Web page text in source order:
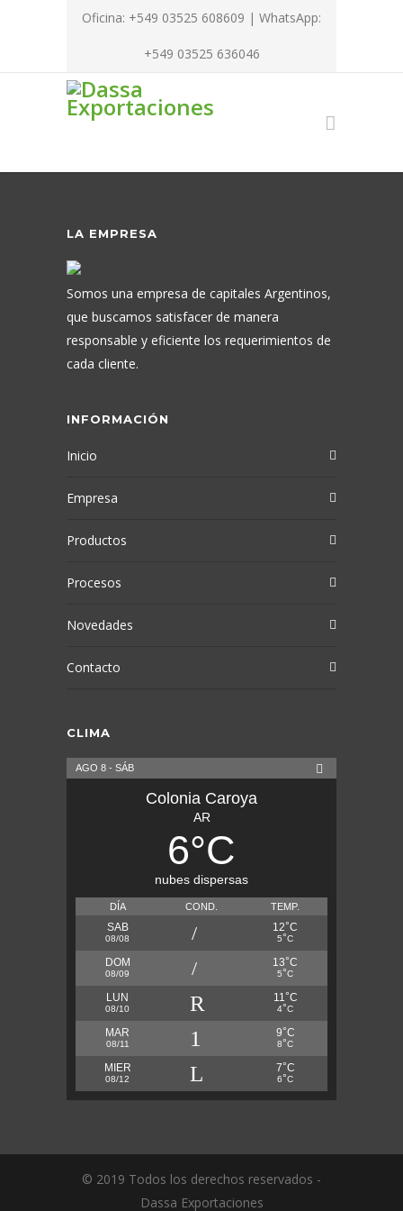
Oficina: +549 03525 608609 | WhatsApp:
+549 03525 636046
LA EMPRESA
Somos una empresa de capitales Argentinos,
que buscamos satisfacer de manera
responsable y eficiente los requerimientos de
cada cliente.
INFORMACIÓN
Inicio
Empresa
Productos
Procesos
Novedades
Contacto
CLIMA
AGO 8 - SÁB
Colonia Caroya
AR
6°C
nubes dispersas
DÍA COND. TEMP.
SAB
08/08
12°C
5°C
DOM
08/09
13°C
5°C
LUN
08/10
11°C
4°C
MAR
08/11
9°C
8°C
MIER
08/12
7°C
6°C
© 2019 Todos los derechos reservados -
Dassa Exportaciones